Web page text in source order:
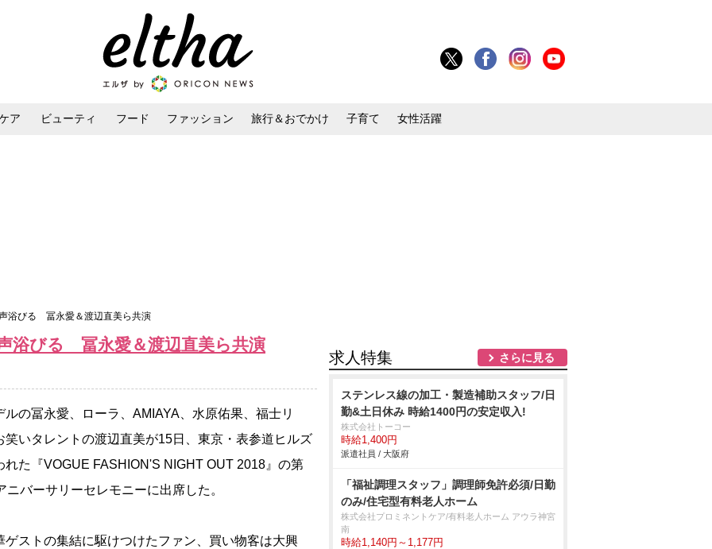
ア ビューティ フード ファッション 旅行＆おでかけ 子育て 女性活躍
浴びる 冨永愛＆渡辺直美ら共演
浴びる 冨永愛＆渡辺直美ら共演
の冨永愛、ローラ、AMIAYA、水原佑果、福士リ
笑いタレントの渡辺直美が15日、東京・表参道ヒルズ
れた『VOGUE FASHION'S NIGHT OUT 2018』の第
ニバーサリーセレモニーに出席した。
ストの集結に駆けつけたファン、買い物客は大興
求人特集 さらに見る
ステンレス線の加工・製造補助スタッフ/日
勤&土日休み 時給1400円の安定収入!
株式会社トーコー
時給1,400円
派遣社員 / 大阪府
「福祉調理スタッフ」調理師免許必須/日勤
のみ/住宅型有料老人ホーム
株式会社プロミネントケア/有料老人ホーム アウラ神宮
南
時給1,140円～1,177円